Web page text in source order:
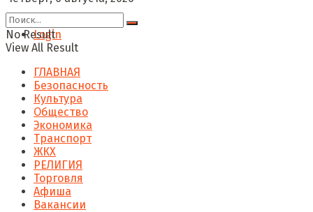
Login
No Result
View All Result
ГЛАВНАЯ
Безопасность
Культура
Общество
Экономика
Транспорт
ЖКХ
РЕЛИГИЯ
Торговля
Афиша
Вакансии